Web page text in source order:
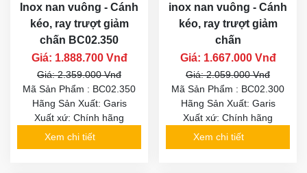
Inox nan vuông - Cánh
kéo, ray trượt giảm
chấn BC02.350
Giá: 1.888.700 Vnđ
Giá: 2.359.000 Vnđ
Mã Sản Phẩm : BC02.350
Hãng Sản Xuất: Garis
Xuất xứ: Chính hãng
Xem chi tiết
inox nan vuông - Cánh
kéo, ray trượt giảm
chấn
Giá: 1.667.000 Vnđ
Giá: 2.059.000 Vnđ
Mã Sản Phẩm : BC02.300
Hãng Sản Xuất: Garis
Xuất xứ: Chính hãng
Xem chi tiết